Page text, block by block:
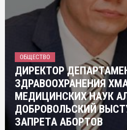
ОБЩЕСТВО
ДИРЕКТОР
ЗДРАВООХРАНЕНИЯ
МЕДИЦИНСКИХ НАУК
ДОБРОВОЛЬСКИЙ
ЗАПРЕТА АБОРТОВ